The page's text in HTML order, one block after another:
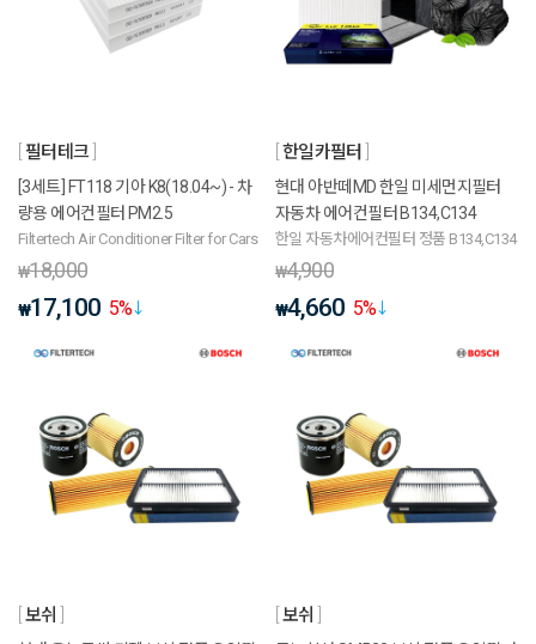
필터테크
[3세트] FT118 기아 K8(18.04~) - 차
량용 에어컨필터 PM2.5
Filtertech Air Conditioner Filter for Cars
₩18,000
₩17,100 5%
한일카필터
현대 아반떼MD 한일 미세먼지필터
자동차 에어컨필터 B134,C134
한일 자동차에어컨필터 정품 B134,C134
₩4,900
₩4,660 5%
보쉬 보쉬